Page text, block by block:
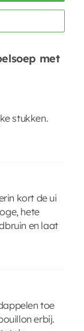
met
stukken.
kort de ui
hete
en laat
toe
erbij.